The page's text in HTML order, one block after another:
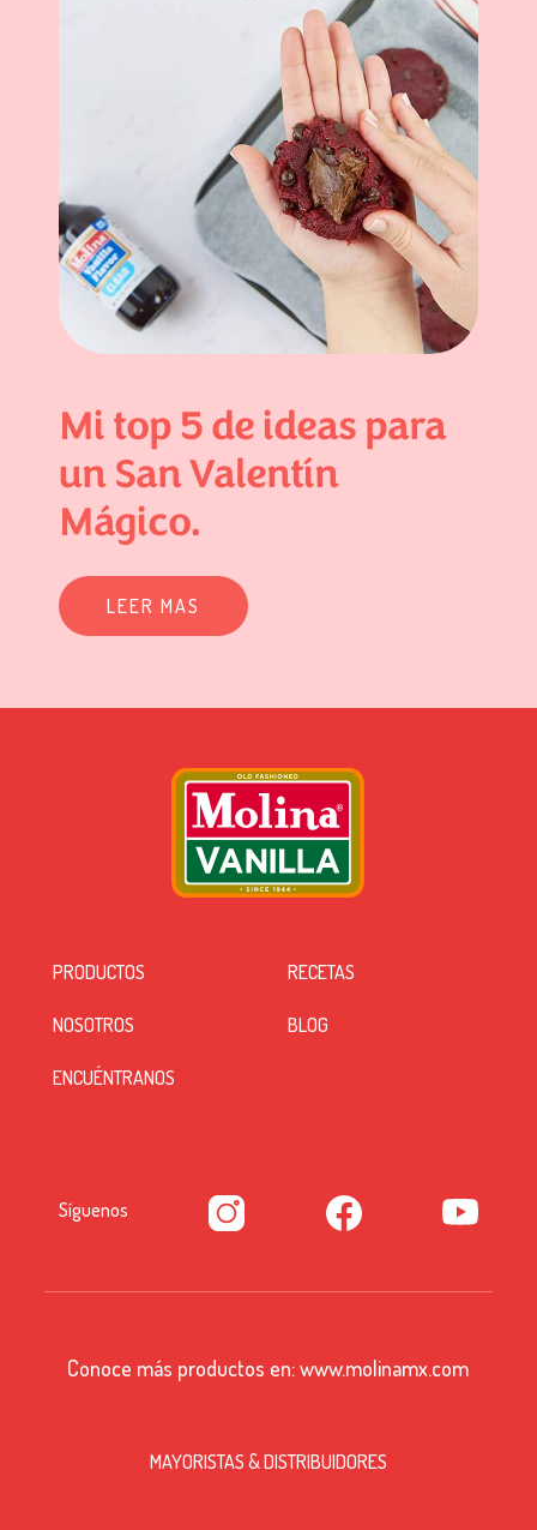
Mi top 5 de ideas para
un San Valentín
Mágico.
LEER MAS
PRODUCTOS RECETAS
NOSOTROS BLOG
ENCUÉNTRANOS
Síguenos
Conoce más productos en:www.molinamx.com
MAYORISTAS & DISTRIBUIDORES